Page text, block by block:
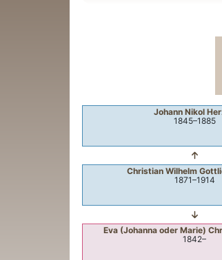
Johann Nikol
1845–1885
Christian Wilhelm
1871–1914
Eva (Johanna oder Marie)
1842–